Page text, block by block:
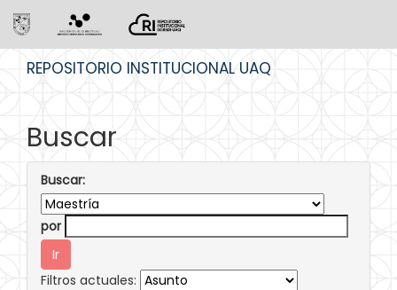
REPOSITORIO INSTITUCIONAL UAQ
Buscar
Buscar:
por
Filtros actuales: